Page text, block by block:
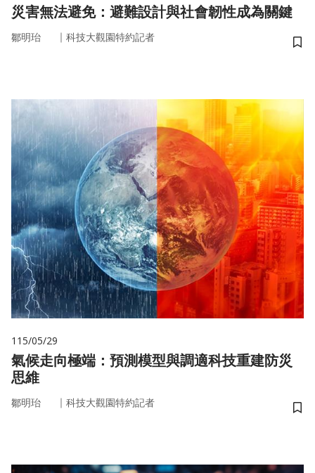
災害無法避免：避難設計與社會韌性成為關鍵
鄒明珆 ｜ 科技大觀園特約記者
儲
115/05/29
氣候走向極端：預測模型與調適科技重建防災
思維
鄒明珆 ｜ 科技大觀園特約記者
儲